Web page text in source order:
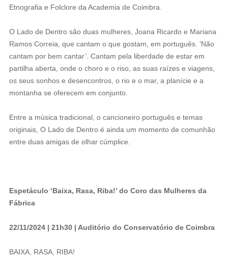
Etnografia e Folclore da Academia de Coimbra.
️O Lado de Dentro são duas mulheres, Joana Ricardo e Mariana
Ramos Correia, que cantam o que gostam, em português. ‘Não
cantam por bem cantar’. Cantam pela liberdade de estar em
partilha aberta, onde o choro e o riso, as suas raízes e viagens,
os seus sonhos e desencontros, o rio e o mar, a planície e a
montanha se oferecem em conjunto.
Entre a música tradicional, o cancioneiro português e temas
originais, O Lado de Dentro é ainda um momento de comunhão
entre duas amigas de olhar cúmplice.
Espetáculo ‘Baixa, Rasa, Riba!’ do Coro das Mulheres da
Fábrica
22/11/2024 | 21h30 | Auditório do Conservatório de Coimbra
BAIXA, RASA, RIBA!